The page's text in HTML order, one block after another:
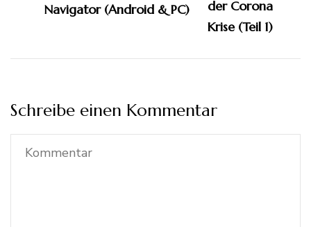
Navigator (Android & PC)
Schreibe einen Kommentar